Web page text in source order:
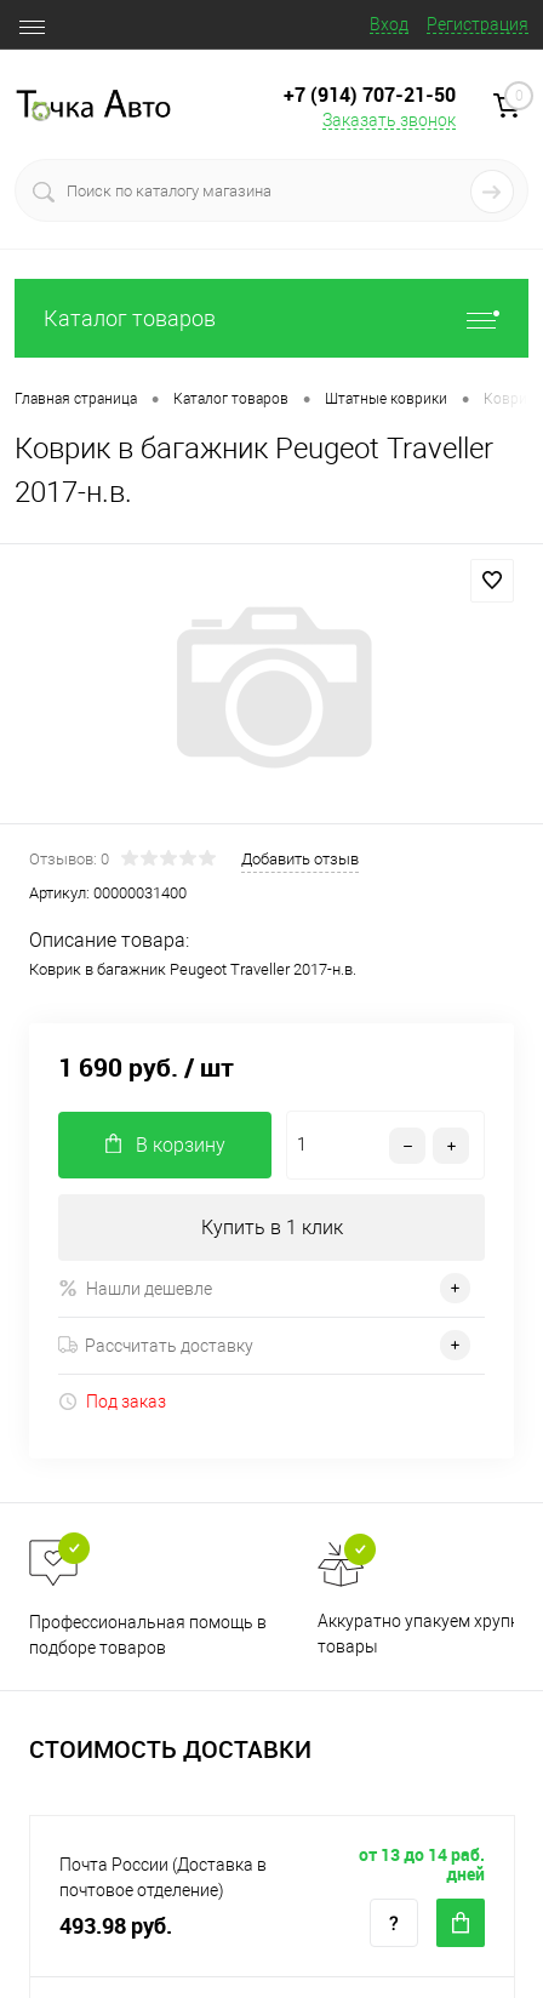
Вход Регистрация
+7 (914) 707‒21‒50
Заказать звонок
0
Каталог товаров
Главная страница • Каталог товаров • Штатные коврики • Коврик
Коврик в багажник Peugeot Traveller
2017-н.в.
Отзывов: 0
Добавить отзыв
Артикул: 00000031400
Описание товара:
Коврик в багажник Peugeot Traveller 2017-н.в.
1 690 руб. / шт
В корзину
Купить в 1 клик
Нашли дешевле
Рассчитать доставку
Под заказ
Профессиональная помощь в
подборе товаров
Аккуратно упакуем хрупкие
товары
СТОИМОСТЬ ДОСТАВКИ
Почта России (Доставка в
почтовое отделение)
493.98 руб.
от 13 до 14 раб.
дней